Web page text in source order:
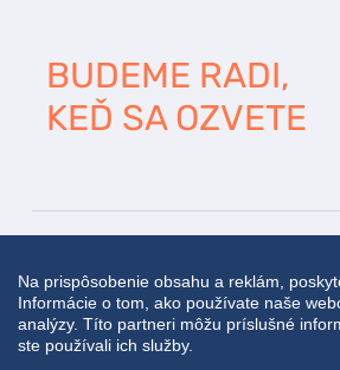
Na prispôsobenie obsahu a reklám,
Informácie o tom, ako používate naše
analýzy. Títo partneri môžu príslušné
ste používali ich služby.
BUDEME RADI,
KEĎ SA OZVETE
Aktualizácia nastavenia cookies.
Spracovanie osobných údajov.